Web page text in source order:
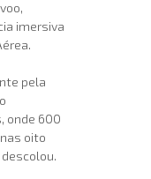
imersiva
pela
onde 600
oito
descolou.